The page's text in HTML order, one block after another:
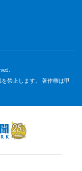
禁止します。 著作権は甲